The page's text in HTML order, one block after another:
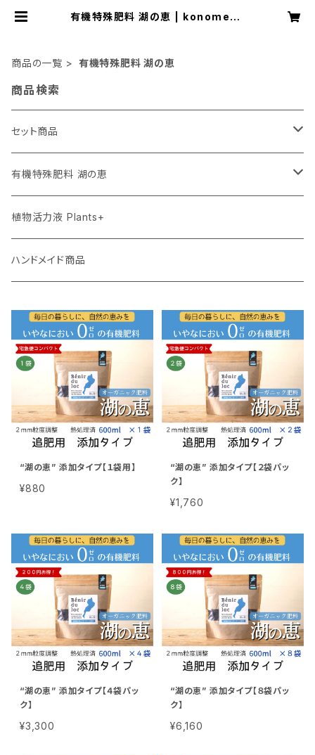
有機特殊肥料 湖の恵 | konomegu
商品の一覧 有機特殊肥料 湖の恵
商品検索
セット商品
お試しセット
屋内向けセット
屋外向けセット
有機特殊肥料 湖の恵
添加タイプ 350g
混合タイプ 屋内用2kg
植物活力液 Plants+
ハンドメイド商品
“湖の恵” 添加タイプ【１袋用】
¥880
“湖の恵” 添加タイプ【２袋パッ
ク】
¥1,760
“湖の恵” 添加タイプ【４袋パッ
ク】
¥3,300
“湖の恵” 添加タイプ【８袋パッ
ク】
¥6,160